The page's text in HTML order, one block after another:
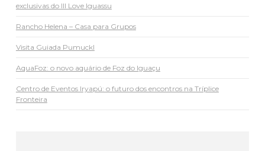
exclusivas do III Love Iguassu
Rancho Helena – Casa para Grupos
Visita Guiada Pumuckl
AquaFoz: o novo aquário de Foz do Iguaçu
Centro de Eventos Iryapú: o futuro dos encontros na Tríplice
Fronteira